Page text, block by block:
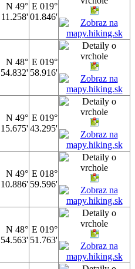
N 49°
11.258'
E 019°
01.846'
N 48°
54.832'
E 019°
58.916'
N 49°
15.675'
E 019°
43.295'
N 49°
10.886'
E 018°
59.596'
N 48°
54.563'
E 019°
51.763'